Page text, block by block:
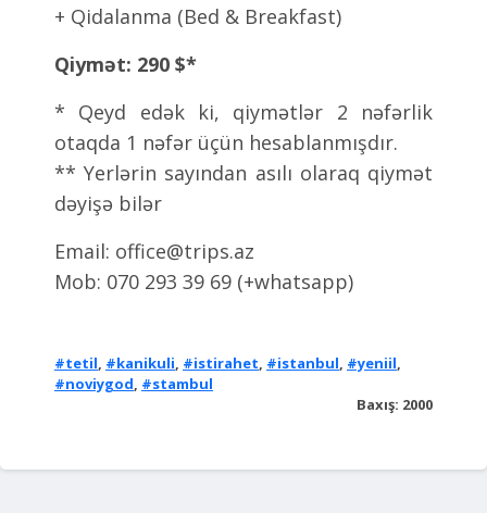
+ Qidalanma (Bed & Breakfast)
Qiymət: 290 $*
* Qeyd edək ki, qiymətlər 2 nəfərlik
otaqda 1 nəfər üçün hesablanmışdır.
** Yerlərin sayından asılı olaraq qiymət
dəyişə bilər
Email: office@trips.az
Mob: 070 293 39 69 (+whatsapp)
#tetil, #kanikuli, #istirahet, #istanbul, #yeniil,
#noviygod, #stambul
Baxış: 2000